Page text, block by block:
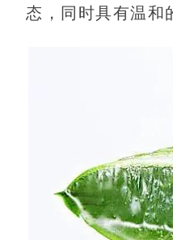
态，同时具有温和